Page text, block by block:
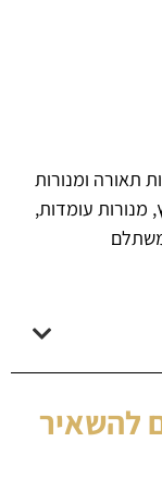
תאורה ומנורות
מנורות עומדות,
משתלם
להשאיר